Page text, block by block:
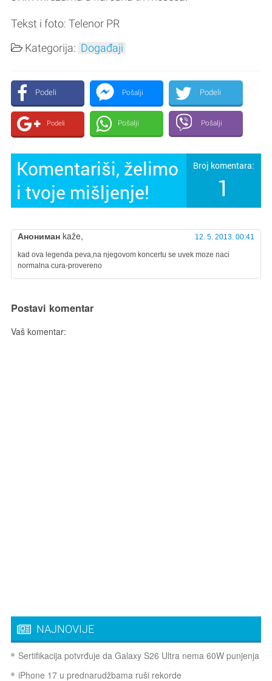
Tekst i foto: Telenor PR
Kategorija: Događaji
Podeli Pošalji Podeli
Podeli Pošalji Pošalji
Komentariši, želimo
i tvoje mišljenje!
Broj komentara:
1
Анониман kaže, 12. 5. 2013. 00:41
kad ova legenda peva,na njegovom koncertu se uvek moze naci
normalna cura-provereno
Postavi komentar
Vaš komentar:
NAJNOVIJE
Sertifikacija potvrđuje da Galaxy S26 Ultra nema 60W punjenja
iPhone 17 u prednarudžbama ruši rekorde